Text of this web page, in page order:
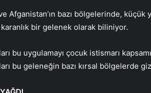
Afganistan’ın bazı bölgelerinde,
karanlık bir gelenek olarak biliniyor.
bu uygulamayı çocuk istismarı
bu geleneğin bazı kırsal bölgelerde